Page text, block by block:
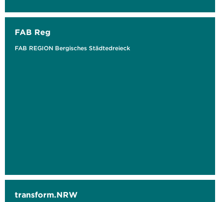
FAB Reg
FAB REGION Bergisches Städtedreieck
transform.NRW